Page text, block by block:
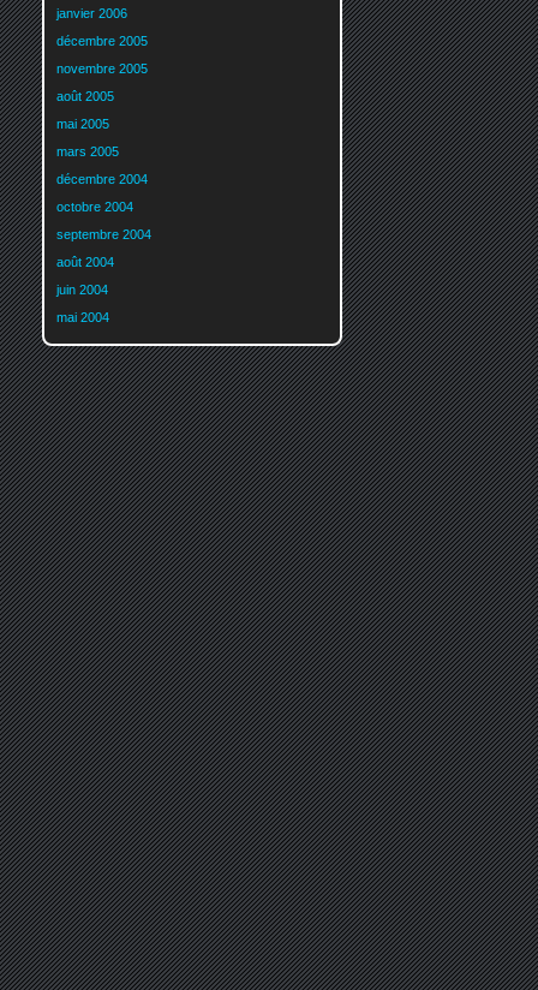
janvier 2006
décembre 2005
novembre 2005
août 2005
mai 2005
mars 2005
décembre 2004
octobre 2004
septembre 2004
août 2004
juin 2004
mai 2004